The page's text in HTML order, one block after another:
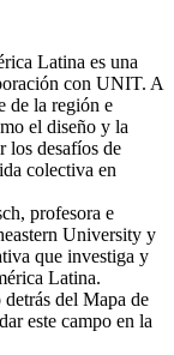
Latina es una
con UNIT. A
de la región e
el diseño y la
los desafíos de
colectiva en
profesora e
University y
que investiga y
Latina.
del Mapa de
este campo en la